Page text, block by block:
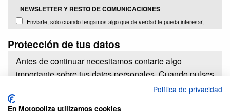
NEWSLETTER Y RESTO DE COMUNICACIONES
Enviarte, sólo cuando tengamos algo que de verdad te pueda interesar,
y servicios o de terceros comercializados y distribuidos por nosotors (Plug
Protección de tus datos
Antes de continuar necesitamos contarte algo
importante sobre tus datos personales. Cuando pulses
el botón de contratar estarás dando a PlugBrokers
Política de privacidad
En Motopoliza utilizamos cookies